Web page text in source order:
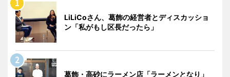
LiLiCoさん、葛飾の経営者とディスカッショ
ン「私がもし区長だったら」
葛飾・高砂にラーメン店「ラーメンとなり」